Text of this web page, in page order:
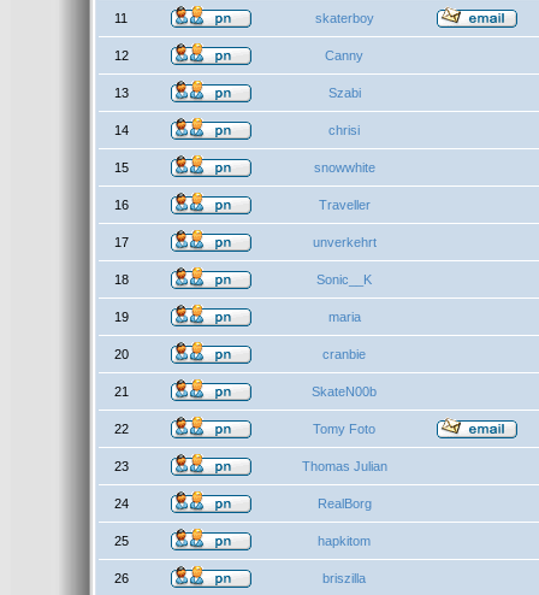
11 skaterboy
12 Canny
13 Szabi
14 chrisi
15 snowwhite
16 Traveller
17 unverkehrt
18 Sonic__K
19 maria
20 cranbie
21 SkateN00b
22 Tomy Foto
23 Thomas Julian
24 RealBorg
25 hapkitom
26 briszilla